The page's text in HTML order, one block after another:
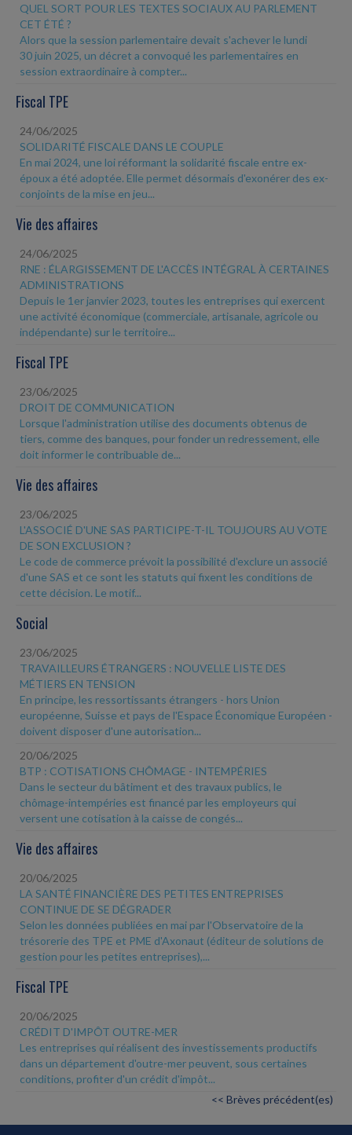
QUEL SORT POUR LES TEXTES SOCIAUX AU PARLEMENT
CET ÉTÉ ?
Alors que la session parlementaire devait s'achever le lundi
30 juin 2025, un décret a convoqué les parlementaires en
session extraordinaire à compter...
Fiscal TPE
24/06/2025
SOLIDARITÉ FISCALE DANS LE COUPLE
En mai 2024, une loi réformant la solidarité fiscale entre ex-
époux a été adoptée. Elle permet désormais d'exonérer des ex-
conjoints de la mise en jeu...
Vie des affaires
24/06/2025
RNE : ÉLARGISSEMENT DE L'ACCÈS INTÉGRAL À CERTAINES
ADMINISTRATIONS
Depuis le 1er janvier 2023, toutes les entreprises qui exercent
une activité économique (commerciale, artisanale, agricole ou
indépendante) sur le territoire...
Fiscal TPE
23/06/2025
DROIT DE COMMUNICATION
Lorsque l'administration utilise des documents obtenus de
tiers, comme des banques, pour fonder un redressement, elle
doit informer le contribuable de...
Vie des affaires
23/06/2025
L'ASSOCIÉ D'UNE SAS PARTICIPE-T-IL TOUJOURS AU VOTE
DE SON EXCLUSION ?
Le code de commerce prévoit la possibilité d'exclure un associé
d'une SAS et ce sont les statuts qui fixent les conditions de
cette décision. Le motif...
Social
23/06/2025
TRAVAILLEURS ÉTRANGERS : NOUVELLE LISTE DES
MÉTIERS EN TENSION
En principe, les ressortissants étrangers - hors Union
européenne, Suisse et pays de l'Espace Économique Européen -
doivent disposer d'une autorisation...
20/06/2025
BTP : COTISATIONS CHÔMAGE - INTEMPÉRIES
Dans le secteur du bâtiment et des travaux publics, le
chômage-intempéries est financé par les employeurs qui
versent une cotisation à la caisse de congés...
Vie des affaires
20/06/2025
LA SANTÉ FINANCIÈRE DES PETITES ENTREPRISES
CONTINUE DE SE DÉGRADER
Selon les données publiées en mai par l'Observatoire de la
trésorerie des TPE et PME d'Axonaut (éditeur de solutions de
gestion pour les petites entreprises),...
Fiscal TPE
20/06/2025
CRÉDIT D'IMPÔT OUTRE-MER
Les entreprises qui réalisent des investissements productifs
dans un département d'outre-mer peuvent, sous certaines
conditions, profiter d'un crédit d'impôt...
<< Brèves précédent(es)